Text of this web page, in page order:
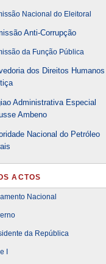
Nacional do Eleitoral
Anti-Corrupção
da Função Pública
dos Direitos Humanos
Administrativa Especial
Ambeno
Nacional do Petróleo
ACTOS
Nacional
da República
I